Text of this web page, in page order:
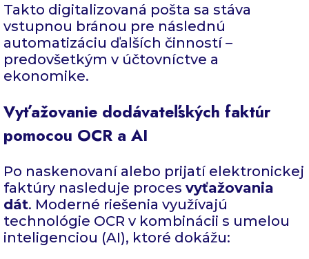
Takto digitalizovaná pošta sa stáva
vstupnou bránou pre následnú
automatizáciu ďalších činností –
predovšetkým v účtovníctve a
ekonomike.
Vyťažovanie dodávateľských faktúr
pomocou OCR a AI
Po naskenovaní alebo prijatí elektronickej
faktúry nasleduje proces vyťažovania
dát. Moderné riešenia využívajú
technológie OCR v kombinácii s umelou
inteligenciou (AI), ktoré dokážu: